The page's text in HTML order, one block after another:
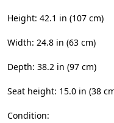
Height: 42.1 in (107 cm)
Width: 24.8 in (63 cm)
Depth: 38.2 in (97 cm)
Seat height: 15.0 in (38
Condition: